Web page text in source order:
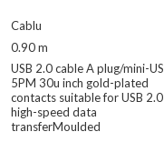
Cablu
0.90 m
USB 2.0 cable A plug/mini-
5PM 30u inch gold-plated
contacts suitable for USB 2.0
high-speed data
transferMoulded